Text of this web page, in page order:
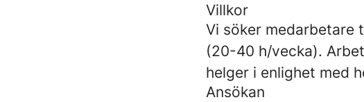
Villkor
Vi söker medarbetare
(20-40 h/vecka).
helger i enlighet med
Ansökan